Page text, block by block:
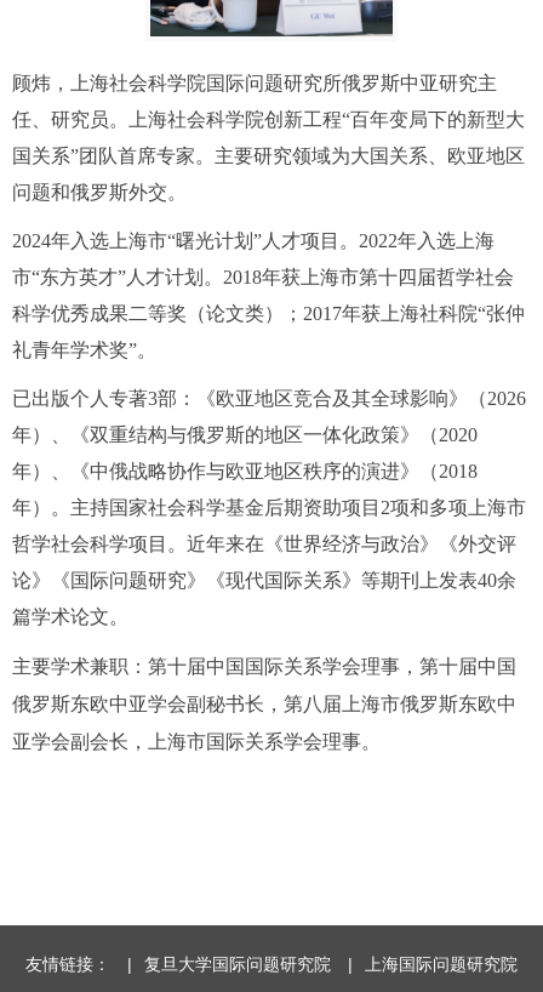
顾炜 ，上海社会科学院国际问题研究所俄罗斯中亚研究主
任、研究员。上海社会科学院创新工程“百年变局下的新型大
国关系”团队首席专家。主要研究领域为大国关系、欧亚地区
问题和俄罗斯外交。
2024年入选上海市“曙光计划”人才项目。 2022年入选上海
市“东方英才”人才计划。 2018年获上海市第十四届哲学社会
科学优秀成果二等奖（论文类）； 2017年获上海社科院“张仲
礼青年学术奖”。
已出版个人专著3部 ：《欧亚地区竞合及其全球影响》（2026
年）、
《双重结构与俄罗斯的地区一体化政策》（2020
年）、《中俄战略协作与欧亚地区秩序的演进》（2018
年）。主持国家社会科学基金后期资助项目 2项和多项 上海市
哲学社会科学项目 。近年来在《世界经济与政治》《外交评
论》《国际问题研究》《现代国际关系》等期刊上发表40余
篇学术论文。
主要学术兼职：第十届中国国际关系学会理事，第十届中国
俄罗斯东欧中亚学会副秘书长，第八届上海市俄罗斯东欧中
亚学会副会长，上海市国际关系学会理事。
友情链接： | 复旦大学国际问题研究院 |
上海国际问题研究院